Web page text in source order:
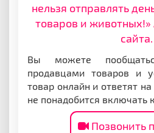
нельзя отправлять
товаров и
сайта.
Вы можете
продавцами товаров и
товар онлайн и ответят
не понадобится включать
Позвонить